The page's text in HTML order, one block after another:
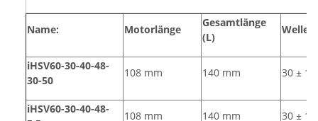
Name: Motorlänge
Gesamtlänge
(L)
iHSV60-30-40-48-
30-50
108 mm 140 mm 30 ±
iHSV60-30-40-48-
108 mm 140 mm 30 ±